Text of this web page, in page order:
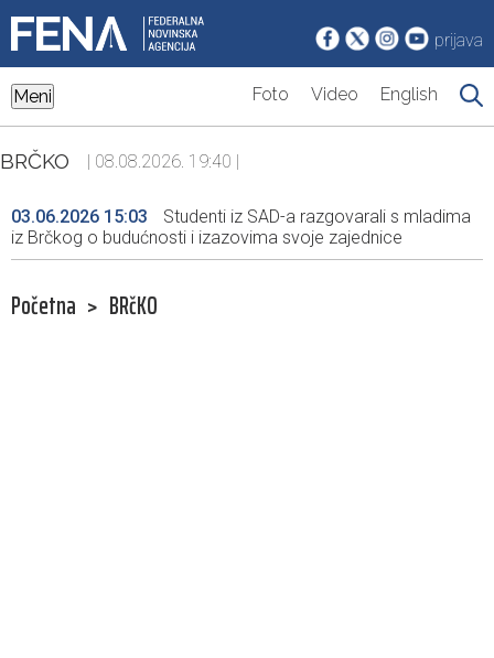
prijava
Meni Foto Video English
BRČKO | 08.08.2026. 19:40 |
03.06.2026 15:03
Studenti iz SAD-a razgovarali s mladima
iz Brčkog o budućnosti i izazovima svoje zajednice
Početna > BRčKO